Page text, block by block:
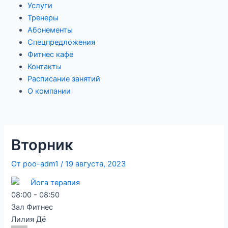
Услуги
Тренеры
Абонементы
Спецпредложения
Фитнес кафе
Контакты
Расписание занятий
О компании
Вторник
От poo-adm1 /19 августа, 2023
Йога терапия
08:00 - 08:50
Зал Фитнес
Лилия Дё